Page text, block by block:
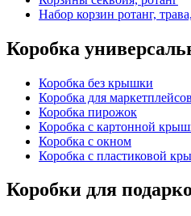
Набор корзин ротанг,
Коробка
Коробка без крышки
Коробка для
Коробка пирожок
Коробка с картонной
Коробка с окном
Коробка с пластиковой
Коробки для